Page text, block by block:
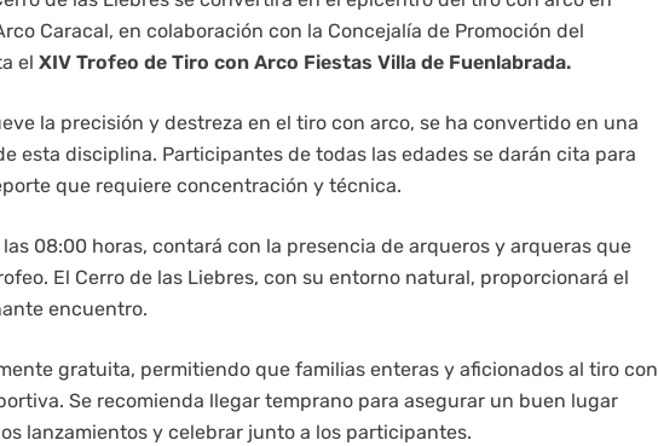
Caracal, en colaboración con la Concejalía de Promoción del
el XIV Trofeo de Tiro con Arco Fiestas Villa de Fuenlabrada.
la precisión y destreza en el tiro con arco, se ha convertido en una
esta disciplina. Participantes de todas las edades se darán cita para
que requiere concentración y técnica.
08:00 horas, contará con la presencia de arqueros y arqueras que
El Cerro de las Liebres, con su entorno natural, proporcionará el
encuentro.
gratuita, permitiendo que familias enteras y aficionados al tiro con
Se recomienda llegar temprano para asegurar un buen lugar
lanzamientos y celebrar junto a los participantes.